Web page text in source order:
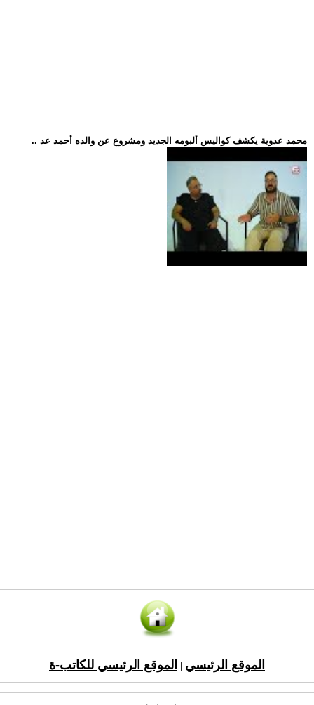
.. محمد عدوية يكشف كواليس ألبومه الجديد ومشروع عن والده أحمد عد
الموقع الرئيسي الموقع الرئيسي للكاتب-ة